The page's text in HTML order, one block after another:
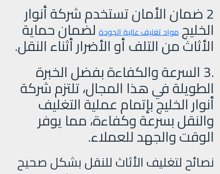
2 ضمان الأمان تستخدم شركة أنوار
الخليج مواد تغليف عالية الجودة لضمان حماية
الأثاث من التلف أو الأضرار أثناء النقل.
.3 السرعة والكفاءة بفضل الخبرة
الطويلة في هذا المجال، تلتزم شركة
أنوار الخليج بإتمام عملية التغليف
والنقل بسرعة وكفاءة، مما يوفر
الوقت والجهد للعملاء.
نصائح لتغليف الأثاث للنقل بشكل صحيح